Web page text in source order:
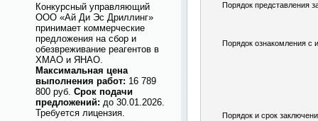
Конкурсный управляющий
ООО «Ай Ди Эс Дриллинг»
принимает коммерческие
предложения на сбор и
обезвреживание реагентов в
ХМАО и ЯНАО.
Максимальная цена
выполнения работ: 16 789
800 руб. Срок подачи
предложений: до 30.01.2026.
Требуется лицензия.
Порядок представления
Порядок ознакомления с
Порядок и срок